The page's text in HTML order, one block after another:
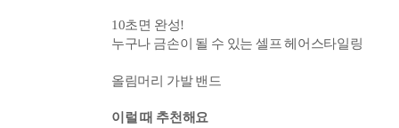
10초면 완성!
누구나 금손이 될 수 있는 셀프 헤어스타일링
올림머리 가발 밴드
이럴 때 추천해요